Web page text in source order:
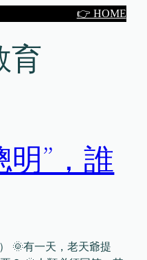
👉 HOME
育
明”，誰
🌞有一天，老天爺提